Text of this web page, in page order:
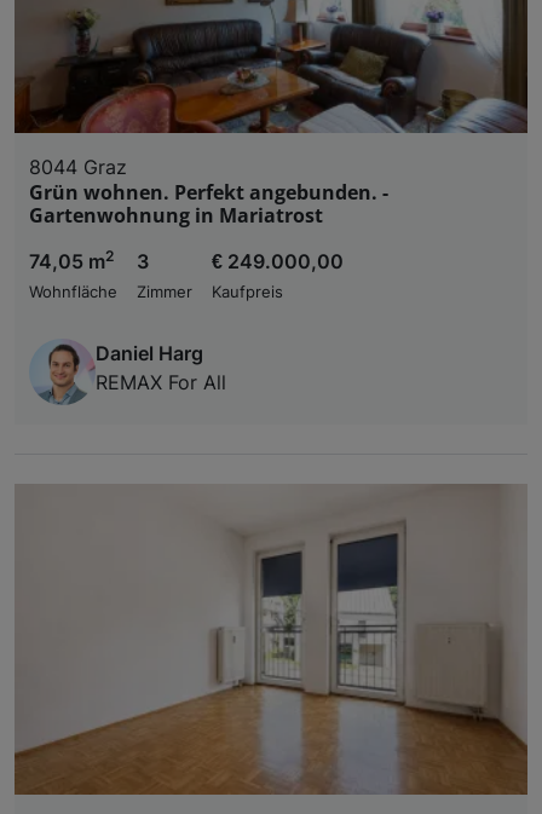
8044 Graz
Grün wohnen. Perfekt angebunden. -
Gartenwohnung in Mariatrost
74,05 m2
Wohnfläche
3
Zimmer
€ 249.000,00
Kaufpreis
Daniel Harg
REMAX For All